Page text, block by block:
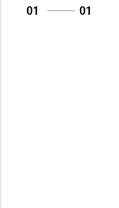
01 01